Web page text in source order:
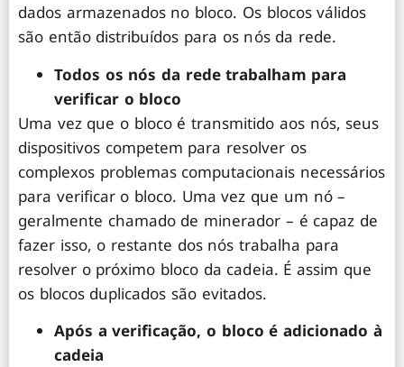
dados armazenados no bloco. Os blocos válidos
são então distribuídos para os nós da rede.
Todos os nós da rede trabalham para
verificar o bloco
Uma vez que o bloco é transmitido aos nós, seus
dispositivos competem para resolver os
complexos problemas computacionais necessários
para verificar o bloco. Uma vez que um nó –
geralmente chamado de minerador – é capaz de
fazer isso, o restante dos nós trabalha para
resolver o próximo bloco da cadeia. É assim que
os blocos duplicados são evitados.
Após a verificação, o bloco é adicionado à
cadeia